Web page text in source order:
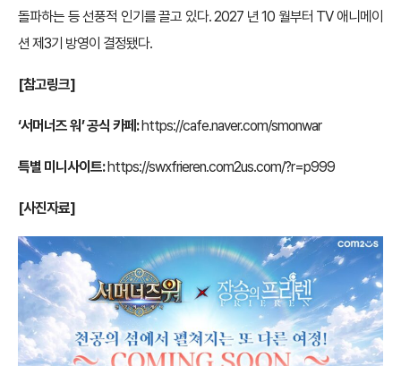
돌파하는 등 선풍적 인기를 끌고 있다. 2027 년 10 월부터 TV 애니메이
션 제3기 방영이 결정됐다.
[참고링크]
‘서머너즈 워’ 공식 카페: https://cafe.naver.com/smonwar
특별 미니사이트: https://swxfrieren.com2us.com/?r=p999
[사진자료]